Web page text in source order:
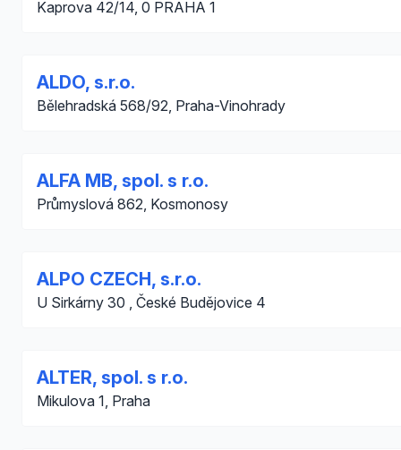
Kaprova 42/14, 0 PRAHA 1
ALDO, s.r.o.
Bělehradská 568/92, Praha-Vinohrady
ALFA MB, spol. s r.o.
Průmyslová 862, Kosmonosy
ALPO CZECH, s.r.o.
U Sirkárny 30 , České Budějovice 4
ALTER, spol. s r.o.
Mikulova 1, Praha